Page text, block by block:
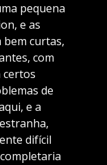
pequena
e as
bem curtas,
com
certos
de
e a
difícil